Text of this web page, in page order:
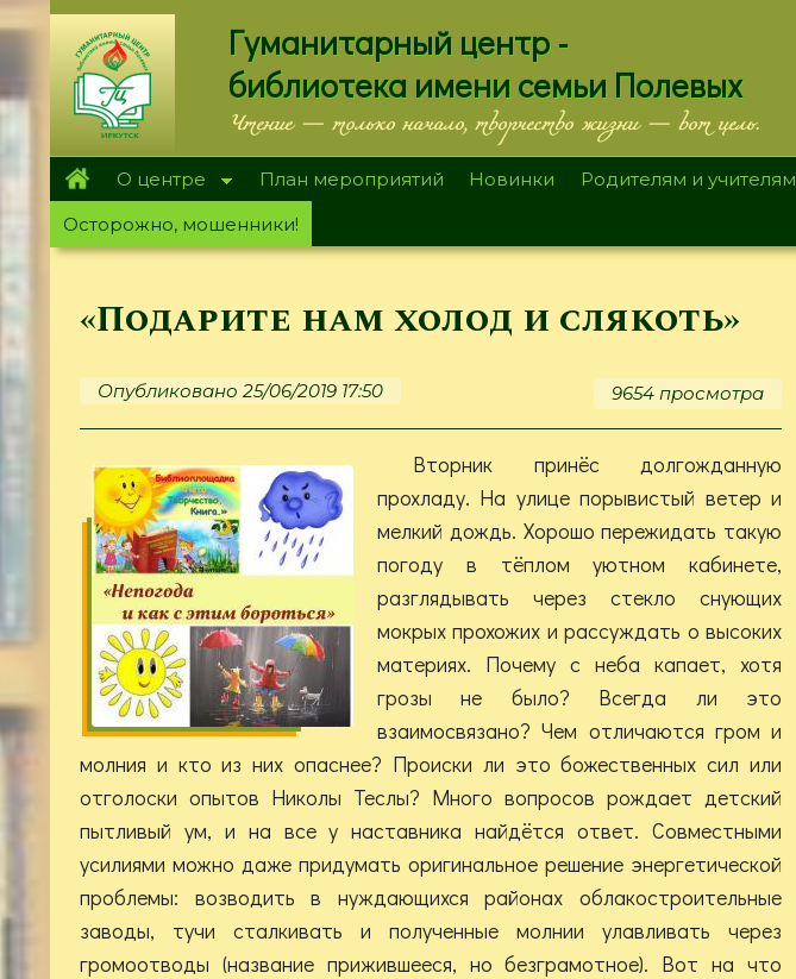
Перейти
к
основному
содержанию
Гуманитарный центр -
библиотека имени семьи Полевых
Чтение — только начало, творчество жизни — вот цель.
О центре План мероприятий Новинки Родителям и учителям
Осторожно, мошенники!
«Подарите нам холод и слякоть»
Опубликовано 25/06/2019 17:50 9654 просмотра
Вторник принёс долгожданную
прохладу. На улице порывистый ветер и
мелкий дождь. Хорошо пережидать такую
погоду в тёплом уютном кабинете,
разглядывать через стекло снующих
мокрых прохожих и рассуждать о высоких
материях. Почему с неба капает, хотя
грозы не было? Всегда ли это
взаимосвязано? Чем отличаются гром и
молния и кто из них опаснее? Происки ли это божественных сил или
отголоски опытов Николы Теслы? Много вопросов рождает детский
пытливый ум, и на все у наставника найдётся ответ. Совместными
усилиями можно даже придумать оригинальное решение энергетической
проблемы: возводить в нуждающихся районах облакостроительные
заводы, тучи сталкивать и полученные молнии улавливать через
громоотводы (название прижившееся, но безграмотное). Вот на что